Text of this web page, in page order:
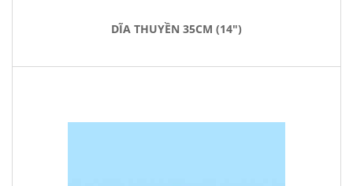
DĨA THUYỀN 35CM (14")